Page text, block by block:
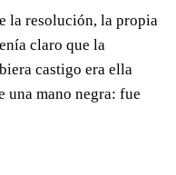
la resolución, la propia
claro que la
castigo era ella
una mano negra: fue